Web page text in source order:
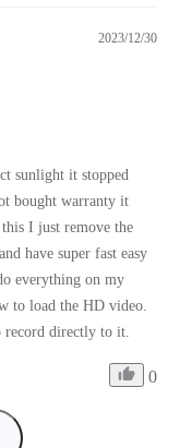
2023/12/30
sunlight it stopped
bought warranty it
I just remove the
have super fast easy
everything on my
to load the HD video.
record directly to it.
0